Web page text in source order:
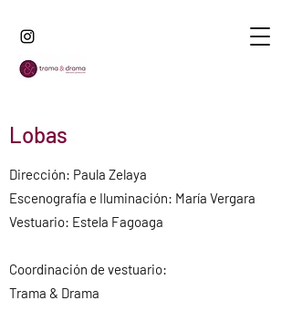
Lobas
Dirección: Paula Zelaya
Escenografía e Iluminación: María Vergara
Vestuario: Estela Fagoaga
Coordinación de vestuario:
Trama & Drama